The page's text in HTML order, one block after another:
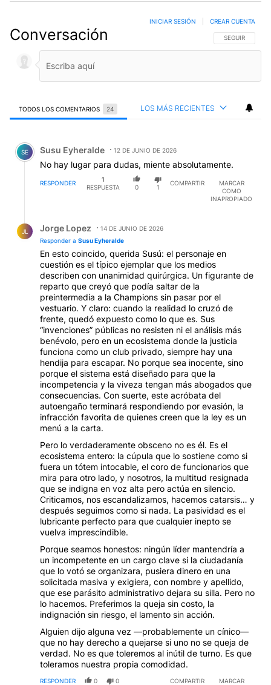
Conversación SIGA ESTA
SEGUIR
INICIAR SESIÓN CREAR CUENTA
TODOS LOS COMENTARIOS 24 LOS MÁS RECIENTES
Comentario de Susu Eyheralde.
SE Susu Eyheralde 12 DE JUNIO DE 2026
No hay lugar para dudas, miente absolutamente.
RESPONDER
1
RESPUESTA
0 1
COMPARTIR
MARCAR
COMO
INAPROPIADO
JL Jorge Lopez
14 DE JUNIO DE 2026
Responder a Susu Eyheralde
En esto coincido, querida Susú: el personaje en
cuestión es el típico ejemplar que los medios
describen con unanimidad quirúrgica. Un figurante de
reparto que creyó que podía saltar de la
preintermedia a la Champions sin pasar por el
vestuario. Y claro: cuando la realidad lo cruzó de
frente, quedó expuesto como lo que es. Sus
“invenciones” públicas no resisten ni el análisis más
benévolo, pero en un ecosistema donde la justicia
funciona como un club privado, siempre hay una
hendija para escapar. No porque sea inocente, sino
porque el sistema está diseñado para que la
incompetencia y la viveza tengan más abogados que
consecuencias. Con suerte, este acróbata del
autoengaño terminará respondiendo por evasión, la
infracción favorita de quienes creen que la ley es un
menú a la carta.
Pero lo verdaderamente obsceno no es él. Es el
ecosistema entero: la cúpula que lo sostiene como si
fuera un tótem intocable, el coro de funcionarios que
mira para otro lado, y nosotros, la multitud resignada
que se indigna en voz alta pero actúa en silencio.
Criticamos, nos escandalizamos, hacemos catarsis… y
después seguimos como si nada. La pasividad es el
lubricante perfecto para que cualquier inepto se
vuelva imprescindible.
Porque seamos honestos: ningún líder mantendría a
un incompetente en un cargo clave si la ciudadanía
que lo votó se organizara, pusiera dinero en una
solicitada masiva y exigiera, con nombre y apellido,
que ese parásito administrativo dejara su silla. Pero no
lo hacemos. Preferimos la queja sin costo, la
indignación sin riesgo, el lamento sin acción.
Alguien dijo alguna vez —probablemente un cínico—
que no hay derecho a quejarse si uno no se queja de
verdad. No es que toleremos al inútil de turno. Es que
toleramos nuestra propia comodidad.
RESPONDER 0 0 COMPARTIR MARCAR